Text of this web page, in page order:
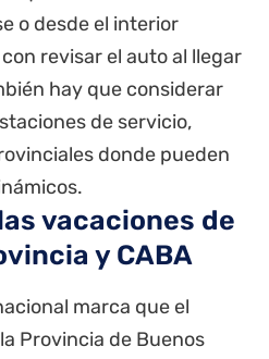
o desde el interior
revisar el auto al llegar
hay que considerar
de servicio,
donde pueden
vacaciones de
y CABA
marca que el
Provincia de Buenos